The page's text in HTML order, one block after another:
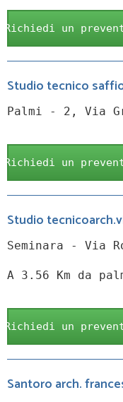
Richiedi un
Studio tecnico
Palmi - 2, Via
Richiedi un
Studio
Seminara - Via
A 3.56 Km da
Richiedi un
Santoro arch.